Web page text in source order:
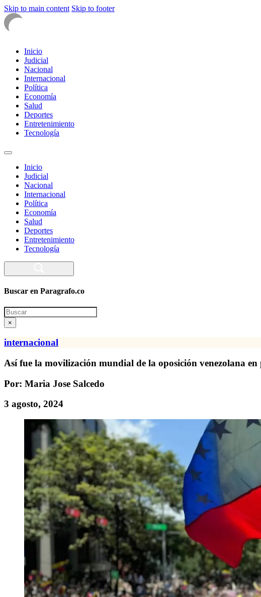
Skip to main content Skip to footer
Inicio
Judicial
Nacional
Internacional
Política
Economía
Salud
Deportes
Entretenimiento
Tecnología
Inicio
Judicial
Nacional
Internacional
Política
Economía
Salud
Deportes
Entretenimiento
Tecnología
Buscar en Paragrafo.co
Search
×
internacional
Así fue la movilización mundial de la oposición venezolana
Por: Maria Jose Salcedo
3 agosto, 2024